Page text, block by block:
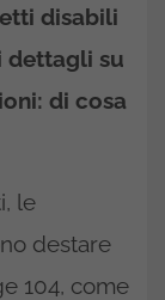
disabili
dettagli su
di cosa
le
destare
104, come